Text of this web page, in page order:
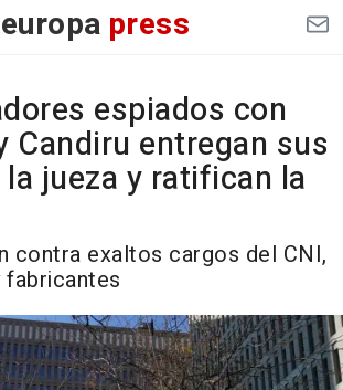
europa press
espiados con
Candiru entregan sus
jueza y ratifican la
contra exaltos cargos del CNI,
fabricantes